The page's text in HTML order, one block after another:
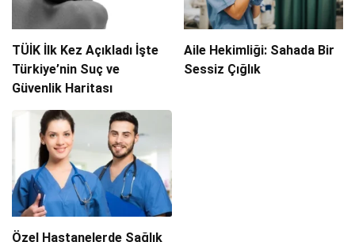
TÜİK İlk Kez Açıkladı İşte
Türkiye’nin Suç ve
Güvenlik Haritası
Aile Hekimliği: Sahada Bir
Sessiz Çığlık
Özel Hastanelerde Sağlık